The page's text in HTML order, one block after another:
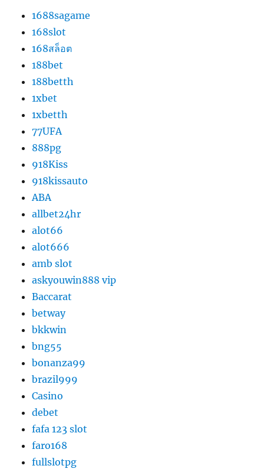
1688sagame
168slot
168สล็อต
188bet
188betth
1xbet
1xbetth
77UFA
888pg
918Kiss
918kissauto
ABA
allbet24hr
alot66
alot666
amb slot
askyouwin888 vip
Baccarat
betway
bkkwin
bng55
bonanza99
brazil999
Casino
debet
fafa 123 slot
faro168
fullslotpg